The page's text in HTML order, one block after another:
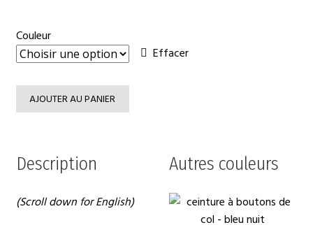
Couleur
Effacer
AJOUTER AU PANIER
Description
(Scroll down for English)
Autres couleurs